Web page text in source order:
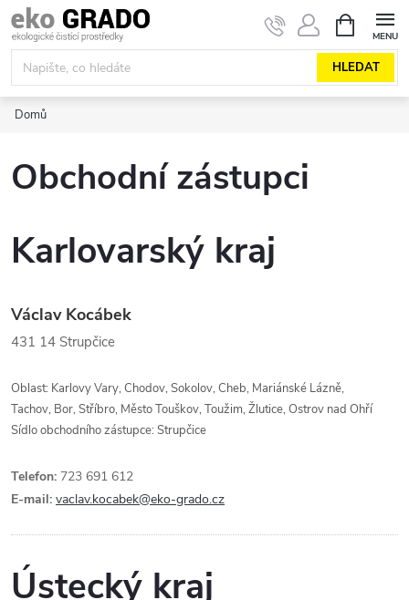
Přejít
na
obsah
HLEDAT
NÁKUPNÍ
KOŠÍK
Domů
Obchodní zástupci
Karlovarský kraj
Václav Kocábek
431 14 Strupčice
Oblast: Karlovy Vary, Chodov, Sokolov, Cheb, Mariánské Lázně,
Tachov, Bor, Stříbro, Město Touškov, Toužim, Žlutice, Ostrov nad Ohří
Sídlo obchodního zástupce: Strupčice
Telefon: 723 691 612
E-mail: vaclav.kocabek@eko-grado.cz
Ústecký kraj